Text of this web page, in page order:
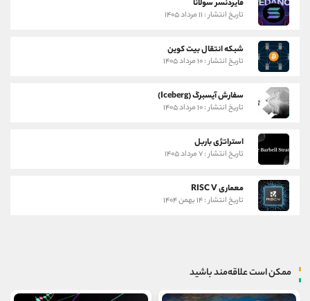
فایردنسر سولانا
تاریخ انتشار : ۱۱ مرداد ۱۴۰۵
شبکه انتقال بیت کوین
تاریخ انتشار : ۱۰ مرداد ۱۴۰۵
سفارش آیسبرگ (Iceberg)
تاریخ انتشار : ۱۰ مرداد ۱۴۰۵
استراتژی باربل
تاریخ انتشار : ۷ مرداد ۱۴۰۵
معماری RISC V
تاریخ انتشار : ۱۴ بهمن ۱۴۰۴
ممکن است علاقه‌مند باشید